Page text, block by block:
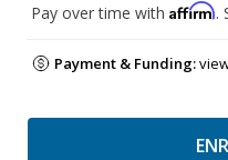
Pay over time with Affirm.
Payment & Funding: